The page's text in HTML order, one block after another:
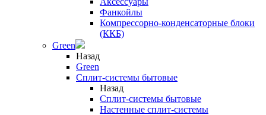
Фанкойлы
Компрессорно-конденсаторные блоки
(ККБ)
Green
Назад
Green
Сплит-системы бытовые
Назад
Сплит-системы бытовые
Настенные сплит-системы